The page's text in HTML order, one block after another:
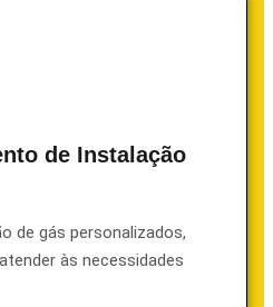
de Instalação
de gás personalizados,
às necessidades